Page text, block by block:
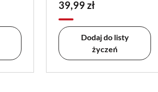
39,99 zł
Dodaj do listy
życzeń